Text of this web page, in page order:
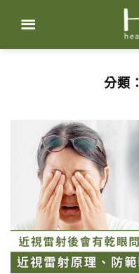
content
分類：